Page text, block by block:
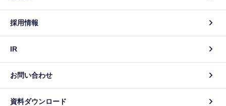
採用情報
IR
お問い合わせ
資料ダウンロード